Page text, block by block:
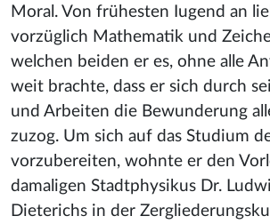
Moral. Von frühesten Iugend an
vorzüglich Mathematik und
welchen beiden er es, ohne alle
weit brachte, dass er sich durch
und Arbeiten die Bewunderung
zuzog. Um sich auf das Studium
vorzubereiten, wohnte er den
damaligen Stadtphysikus Dr.
Dieterichs in der